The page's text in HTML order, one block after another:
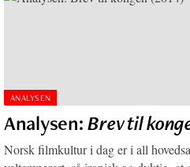
ANALYSEN
Analysen:Brev til
Norsk filmkultur i dag er i all